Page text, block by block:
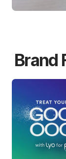
Brand